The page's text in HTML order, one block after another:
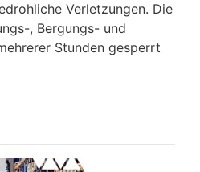
und
2. August 2026, in
worden.
Verletzungen. Die
, Bergungs- und
Stunden gesperrt